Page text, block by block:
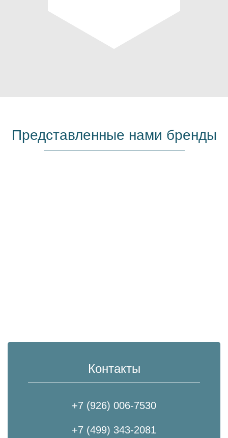
Представленные нами бренды
Контакты
+7 (926) 006-7530
+7 (499) 343-2081